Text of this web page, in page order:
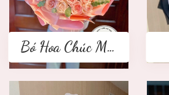
Bó Hoa Chúc Mừng